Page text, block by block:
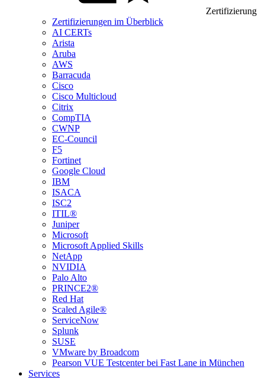
Zertifizierung
Zertifizierungen im Überblick
AI CERTs
Arista
Aruba
AWS
Barracuda
Cisco
Cisco Multicloud
Citrix
CompTIA
CWNP
EC-Council
F5
Fortinet
Google Cloud
IBM
ISACA
ISC2
ITIL®
Juniper
Microsoft
Microsoft Applied Skills
NetApp
NVIDIA
Palo Alto
PRINCE2®
Red Hat
Scaled Agile®
ServiceNow
Splunk
SUSE
VMware by Broadcom
Pearson VUE Testcenter bei Fast Lane in München
Services